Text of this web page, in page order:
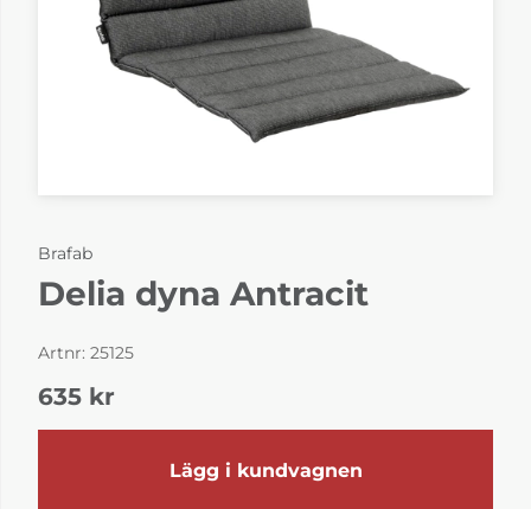
Brafab
Delia dyna Antracit
Artnr: 25125
635 kr
Lägg i kundvagnen